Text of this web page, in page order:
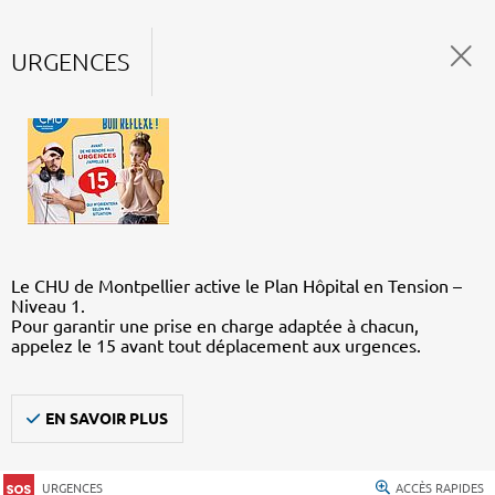
URGENCES
Le CHU de Montpellier active le Plan Hôpital en Tension –
Niveau 1.
Pour garantir une prise en charge adaptée à chacun,
appelez le 15 avant tout déplacement aux urgences.
EN SAVOIR PLUS
URGENCES ACCÈS RAPIDES